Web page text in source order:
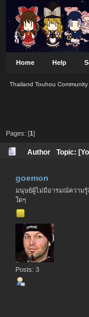
Home Help
Thailand Touhou Community
Pages: [1 ]
Author Topic:
goemon
มนุษย์ผู้ไม่มีอารมณ์ความรู้
ใดๆ
Posts: 3